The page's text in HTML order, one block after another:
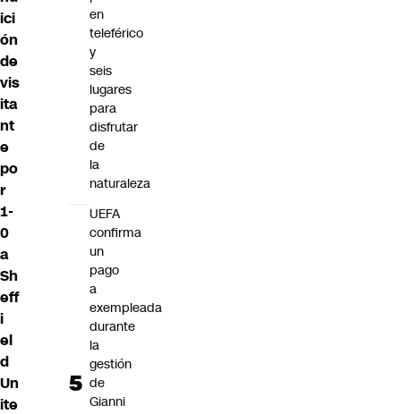
ici
ón
de
vis
ita
nt
e
po
r
1-
0
a
Sh
eff
i
el
d
Un
ite
en
teleférico
y
seis
lugares
para
disfrutar
de
la
naturaleza
UEFA
confirma
un
pago
a
exempleada
durante
la
gestión
de
Gianni